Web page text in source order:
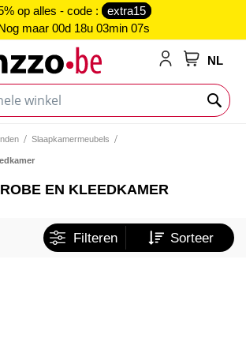
op alles - code :
extra15
maar 00d 18u 03min 07s
NL
Slaapkamermeubels
EN KLEEDKAMER
Filteren Sorteer